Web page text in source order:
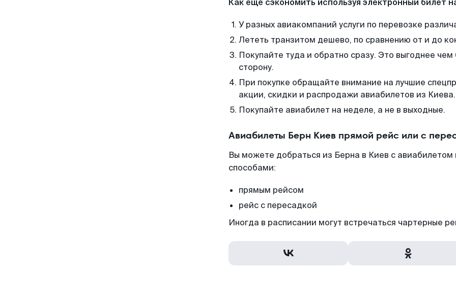
Как еще сэкономить используя электронный билет
У разных авиакомпаний услуги по перевозке
Лететь транзитом дешево, по сравнению от и до
Покупайте туда и обратно сразу. Это выгоднее
сторону.
При покупке обращайте внимание на лучшие
акции, скидки и распродажи авиабилетов из Киева.
Покупайте авиабилет на неделе, а не в выходные.
Авиабилеты Берн Киев прямой рейс или с
Вы можете добраться из Берна в Киев с авиабилетом
способами:
прямым рейсом
рейс с пересадкой
Иногда в расписании могут встречаться чартерные